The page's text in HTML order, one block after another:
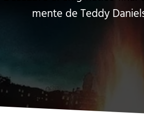
mente de Teddy